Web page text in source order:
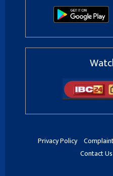
Privacy Policy
Contact Us